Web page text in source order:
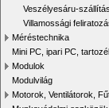
Veszélyesáru-szállítás
Villamossági
Méréstechnika
Mini PC, ipari PC,
Modulok
Modulvilág
Motorok, Ventilátorok,